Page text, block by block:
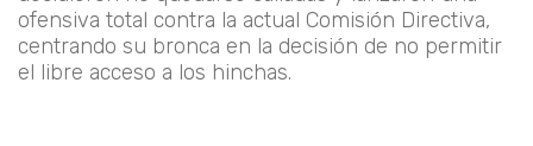
ofensiva total contra la actual Comisión Directiva,
centrando su bronca en la decisión de no permitir
el libre acceso a los hinchas.